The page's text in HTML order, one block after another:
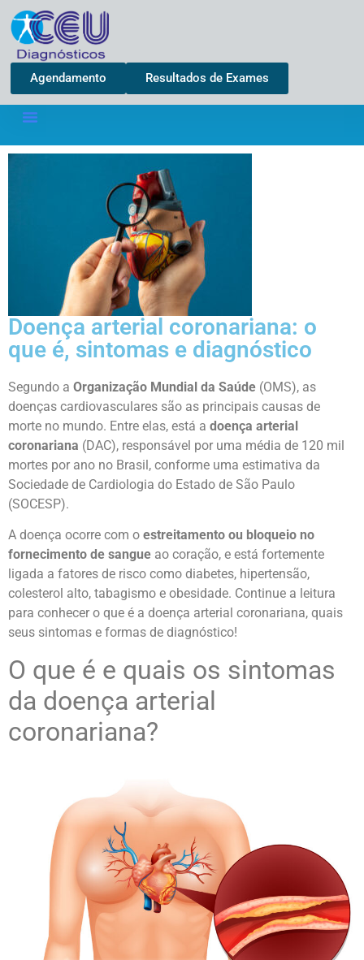
Agendamento Resultados de Exames
Doença arterial coronariana: o
que é, sintomas e diagnóstico
Segundo a Organização Mundial da Saúde (OMS), as
doenças cardiovasculares são as principais causas de
morte no mundo. Entre elas, está a doença arterial
coronariana (DAC), responsável por uma média de 120 mil
mortes por ano no Brasil, conforme uma estimativa da
Sociedade de Cardiologia do Estado de São Paulo
(SOCESP).
A doença ocorre com o estreitamento ou bloqueio no
fornecimento de sangue ao coração, e está fortemente
ligada a fatores de risco como diabetes, hipertensão,
colesterol alto, tabagismo e obesidade. Continue a leitura
para conhecer o que é a doença arterial coronariana, quais
seus sintomas e formas de diagnóstico!
O que é e quais os sintomas
da doença arterial
coronariana?